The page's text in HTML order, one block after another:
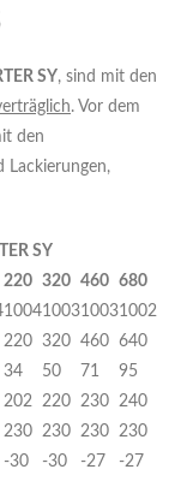
SY, sind mit den
. Vor dem
den
Lackierungen,
TER SY
220 320 460 680
1004100310031002
220 320 460 640
34 50 71
95
202 220 230 240
230 230 230 230
-30 -30 -27 -27